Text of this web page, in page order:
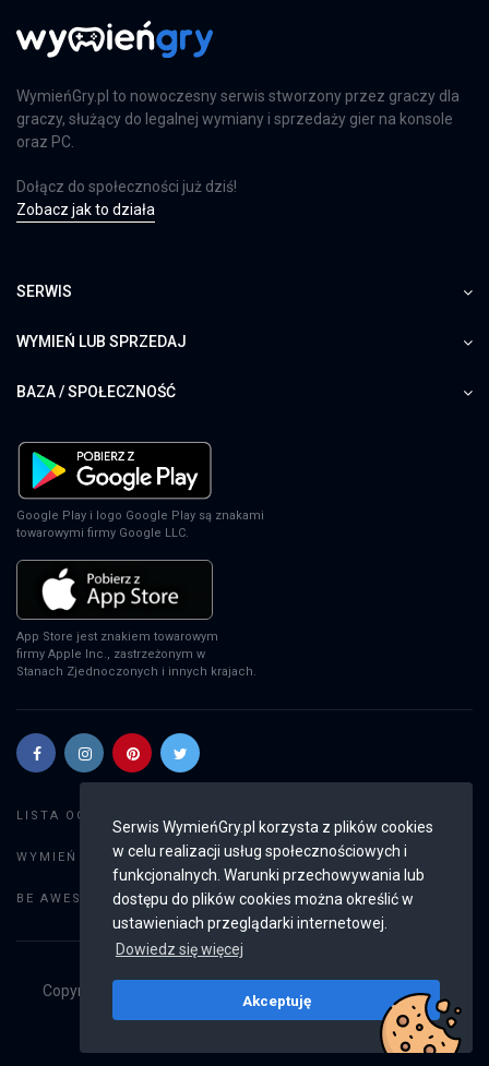
Serwis WymieńGry.pl korzysta z plików cookies
w celu realizacji usług społecznościowych i
funkcjonalnych. Warunki przechowywania lub
dostępu do plików cookies można określić w
ustawieniach przeglądarki internetowej.
Dowiedz się więcej
Akceptuję
WymieńGry.pl to nowoczesny serwis stworzony przez graczy dla
graczy, służący do legalnej wymiany i sprzedaży gier na konsole
oraz PC.
Dołącz do społeczności już dziś!
Zobacz jak to działa
SERWIS
WYMIEŃ LUB SPRZEDAJ
BAZA / SPOŁECZNOŚĆ
Google Play i logo Google Play są znakami
towarowymi firmy Google LLC.
App Store jest znakiem towarowym
firmy Apple Inc., zastrzeżonym w
Stanach Zjednoczonych i innych krajach.
LISTA OGŁOSZEŃ:
WYMIEŃ GRY: Dodaj ogłoszenie
BE AWESOME: Weryfikacja konta
Copyright © 2019 - 2026
Wszystkie prawa
v2.8.4